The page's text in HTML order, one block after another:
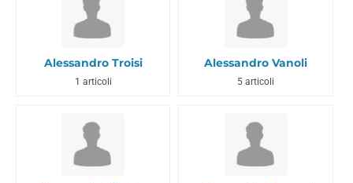
Alessandro Troisi
1 articoli
Alessandro Vanoli
5 articoli